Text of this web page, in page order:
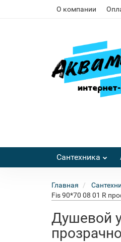
О компании
Сантехника
Главная
Fis 90*70 08 01 R
Душевой